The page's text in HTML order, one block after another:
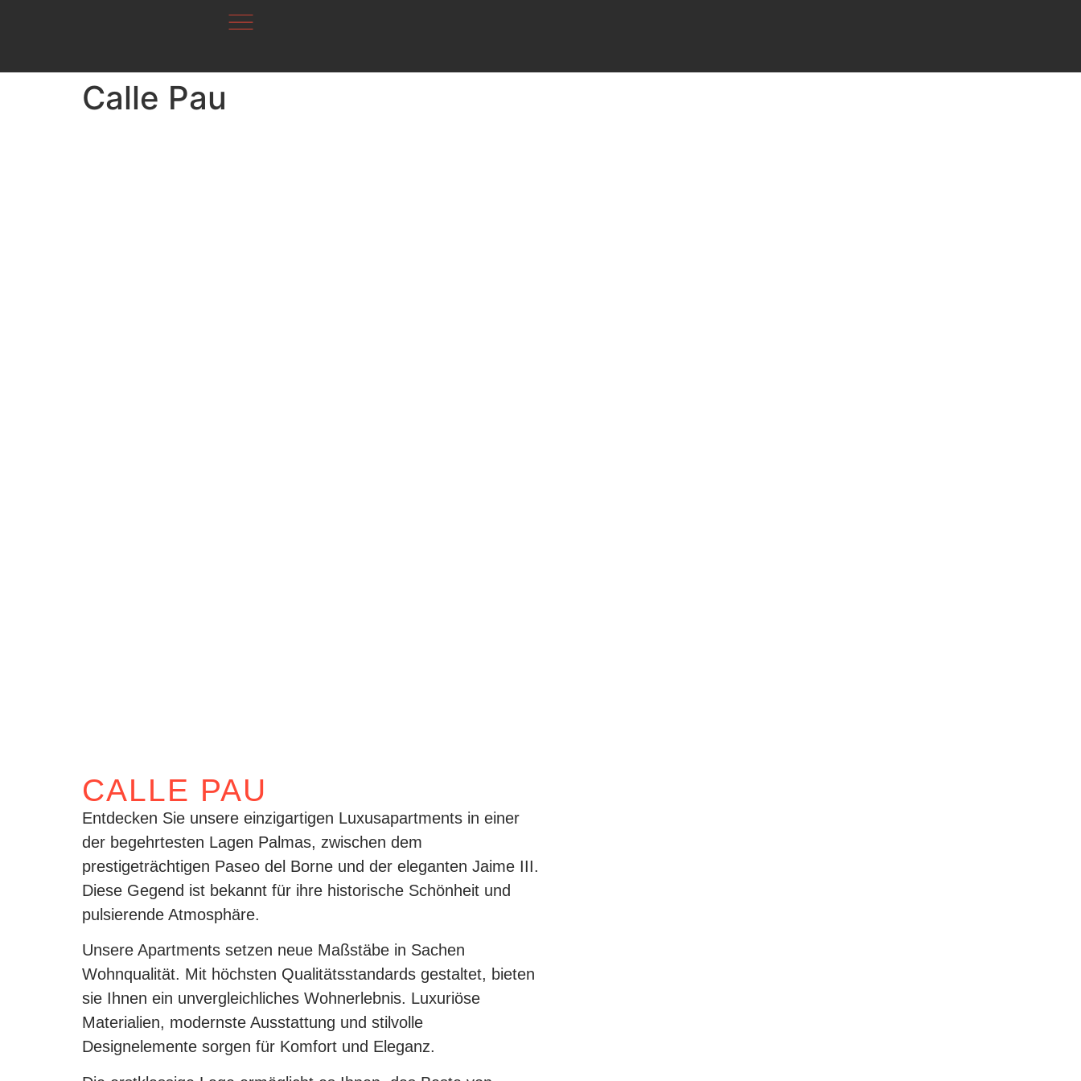
Calle Pau
CALLE PAU
Entdecken Sie unsere einzigartigen Luxusapartments in einer
der begehrtesten Lagen Palmas, zwischen dem
prestigeträchtigen Paseo del Borne und der eleganten Jaime III.
Diese Gegend ist bekannt für ihre historische Schönheit und
pulsierende Atmosphäre.
Unsere Apartments setzen neue Maßstäbe in Sachen
Wohnqualität. Mit höchsten Qualitätsstandards gestaltet, bieten
sie Ihnen ein unvergleichliches Wohnerlebnis. Luxuriöse
Materialien, modernste Ausstattung und stilvolle
Designelemente sorgen für Komfort und Eleganz.